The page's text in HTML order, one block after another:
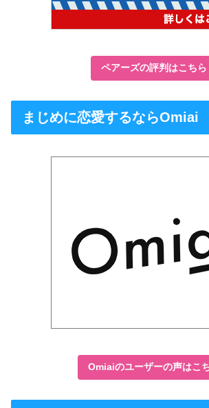
ペアーズの評判はこちら
まじめに恋愛するならOmiai
Omiaiのユーザーの声はこ